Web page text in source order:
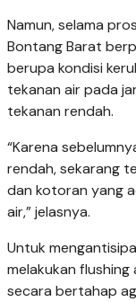
Namun, selama
Bontang Barat
berupa kondisi
tekanan air pada
tekanan rendah.
“Karena
rendah, sekarang
dan kotoran yang
air,” jelasnya.
Untuk
melakukan
secara bertahap